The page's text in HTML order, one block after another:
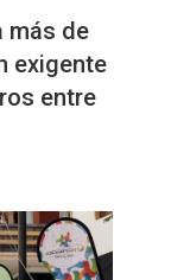
más de
exigente
entre